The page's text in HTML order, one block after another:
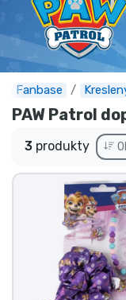
Fanbase
PAW Patrol
3 produkty
Najnovšie
Akcie
Expresná
Outlet
Preprava a
Zoradiť
Zoradiť